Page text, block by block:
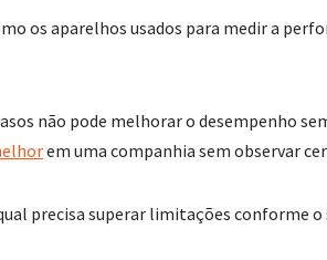
os aparelhos usados para medir a
não pode melhorar o desempenho
em uma companhia sem observar
precisa superar limitações conforme o